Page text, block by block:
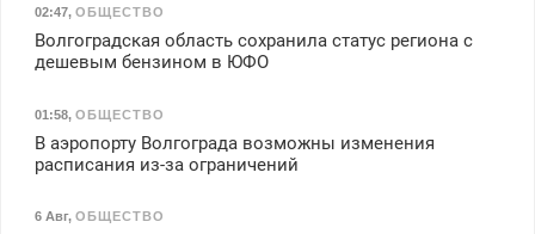
02:47, ОБЩЕСТВО
Волгоградская область сохранила статус региона с
дешевым бензином в ЮФО
01:58, ОБЩЕСТВО
В аэропорту Волгограда возможны изменения
расписания из-за ограничений
6 Авг, ОБЩЕСТВО